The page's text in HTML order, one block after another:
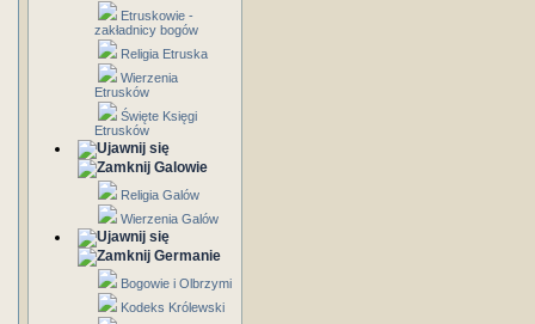
Etruskowie -
zakładnicy bogów
Religia Etruska
Wierzenia
Etrusków
Święte Księgi
Etrusków
Galowie
Religia Galów
Wierzenia Galów
Germanie
Bogowie i Olbrzymi
Kodeks Królewski